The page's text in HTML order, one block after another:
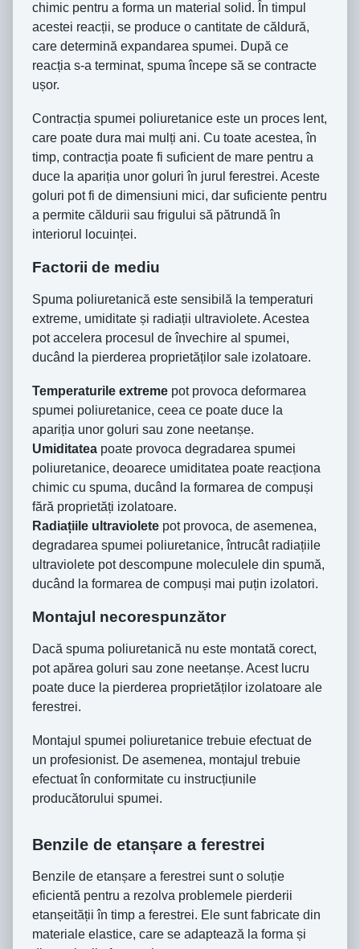
chimic pentru a forma un material solid. În timpul
acestei reacții, se produce o cantitate de căldură,
care determină expandarea spumei. După ce
reacția s-a terminat, spuma începe să se contracte
ușor.
Contracția spumei poliuretanice este un proces lent,
care poate dura mai mulți ani. Cu toate acestea, în
timp, contracția poate fi suficient de mare pentru a
duce la apariția unor goluri în jurul ferestrei. Aceste
goluri pot fi de dimensiuni mici, dar suficiente pentru
a permite căldurii sau frigului să pătrundă în
interiorul locuinței.
Factorii de mediu
Spuma poliuretanică este sensibilă la temperaturi
extreme, umiditate și radiații ultraviolete. Acestea
pot accelera procesul de învechire al spumei,
ducând la pierderea proprietăților sale izolatoare.
Temperaturile extreme pot provoca deformarea
spumei poliuretanice, ceea ce poate duce la
apariția unor goluri sau zone neetanșe.
Umiditatea poate provoca degradarea spumei
poliuretanice, deoarece umiditatea poate reacționa
chimic cu spuma, ducând la formarea de compuși
fără proprietăți izolatoare.
Radiațiile ultraviolete pot provoca, de asemenea,
degradarea spumei poliuretanice, întrucât radiațiile
ultraviolete pot descompune moleculele din spumă,
ducând la formarea de compuși mai puțin izolatori.
Montajul necorespunzător
Dacă spuma poliuretanică nu este montată corect,
pot apărea goluri sau zone neetanșe. Acest lucru
poate duce la pierderea proprietăților izolatoare ale
ferestrei.
Montajul spumei poliuretanice trebuie efectuat de
un profesionist. De asemenea, montajul trebuie
efectuat în conformitate cu instrucțiunile
producătorului spumei.
Benzile de etanșare a ferestrei
Benzile de etanșare a ferestrei sunt o soluție
eficientă pentru a rezolva problemele pierderii
etanșeității în timp a ferestrei. Ele sunt fabricate din
materiale elastice, care se adaptează la forma și